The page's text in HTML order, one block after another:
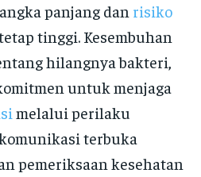
panjang dan risiko
tinggi. Kesembuhan
hilangnya bakteri,
untuk menjaga
melalui perilaku
terbuka
pemeriksaan kesehatan